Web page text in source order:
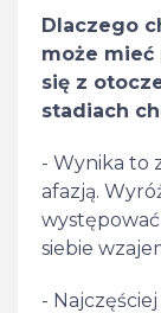
Dlaczego
może
się z
stadiach
- Wynika to
afazją.
występować
siebie
-